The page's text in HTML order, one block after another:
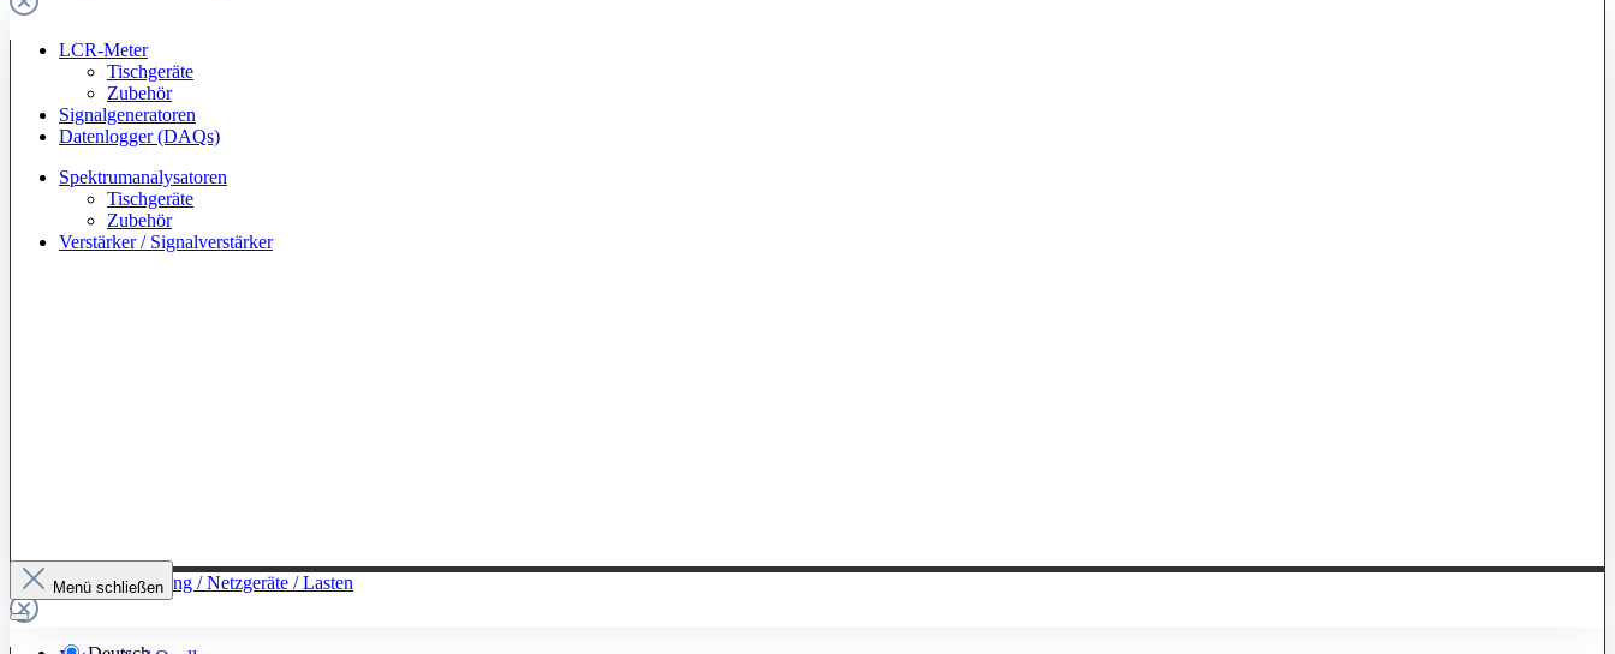
LCR-Meter
Tischgeräte
Zubehör
Signalgeneratoren
Datenlogger (DAQs)
Spektrumanalysatoren
Tischgeräte
Zubehör
Verstärker / Signalverstärker
Zur Kategorie: Leistung / Netzgeräte / Lasten
Menü schließen